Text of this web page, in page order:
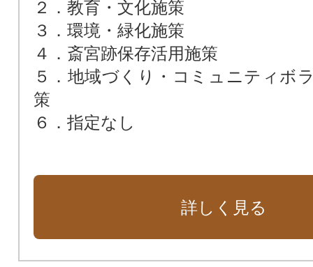
２．教育・文化施策
３．環境・緑化施策
４．斎宮跡保存活用施策
５．地域づくり・コミュニティボ
策
６．指定なし
詳しく見る